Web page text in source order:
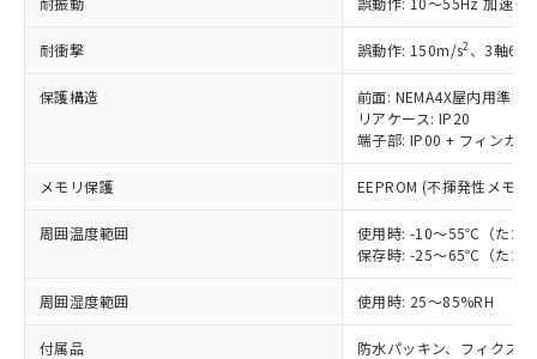
耐衝撃 誤動作: 150m/s2 、3軸6方
保護構造
前面: NEMA4X屋内用準拠
リアケース: IP20
端子部: IP00 + フィンガ
メモリ保護 EEPROM (不揮発性メモ
周囲温度範囲
使用時: -10～55℃（ただ
保存時: -25～65℃（ただ
周囲湿度範囲 使用時: 25～85%RH
付属品 防水パッキン、フィクス
正式な納期状況および標準価格はお客
様のお取引先、またはお客様担当のオ
ムロン制御機器販売店・当社販売員に
オムロン制御機器販売店や当社販売拠
」をご確認
在庫状況および標準価格結果を当社の
事前の承諾なく第三者に漏洩または開
示しないようお願いします。
マイパーツ機能（部品リスト作成サー
ビス）をご利用いただくには、I-Web
メンバーズにご登録されている必要が
(PBDE) 1000ppm以下、フタル酸ビス(2-エチルヘキシ
ル) (DEHP)(別名：DOP) 1000ppm以下、フタル酸ブチ
ルベンジル（BBP） 1000ppm以下、フタル酸ジブチル
（DBP） 1000ppm以下、フタル酸ジイソブチル
但し、RoHS指令で産業用監視および制御機器に対する
フタル酸エステル類の４物質については閾値を超える意
※2 対応予定月
部品在庫の切り替え状況などにより、予定
月が前後することがあります。
ニル類) : 1000ppm、 PBDEs(ポリ臭化ジフェニルエーテ
DBP(フタル酸ジブチル) : 1000ppm、 DIBP(フタル酸ジ
イソブチル) : 1000ppm、 BBP(フタル酸ブチルベンジ
DEHP(フタル酸ビス(2-エチルヘキシル)) : 1000ppm
準値以下であることを示します。
「10」：通常の使用状況下において有害物
質が外部に漏えいし、環境に深刻な影響を
「－」：未確認です。当社販売部門へお問
当社は規制貨物を破棄する場合は、完
全に破砕するなど、違法に輸出されな
いよう必要な手段を講じます。
当社は貴社製品を、核兵器、ミサイ
ル、化学兵器、生物兵器またはその他
武器並びにこれらの製造装置等に一切
当社は、貴社製品を第三者に販売する
場合は、上記1、2および3の内容を当
該第三者に通知します。また当社は、
販売先および販売に係わる関係者が違
法に輸出するおそれがある場合は、取
一定数には満たないが在庫あり
在庫なし(最新の在庫状況につ
いては、お客様のお取引先、ま
たはお客様担当のオムロン制御
白
受注生産機種、また在庫状況の
情報を公開していない機種